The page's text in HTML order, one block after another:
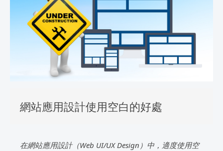
網站應用設計使用空白的好處
在網站應用設計（Web UI/UX Design）中，適度使用空